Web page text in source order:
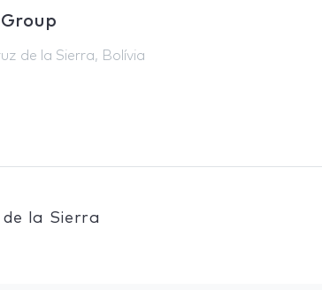
Group
de la Sierra, Bolívia
la Sierra